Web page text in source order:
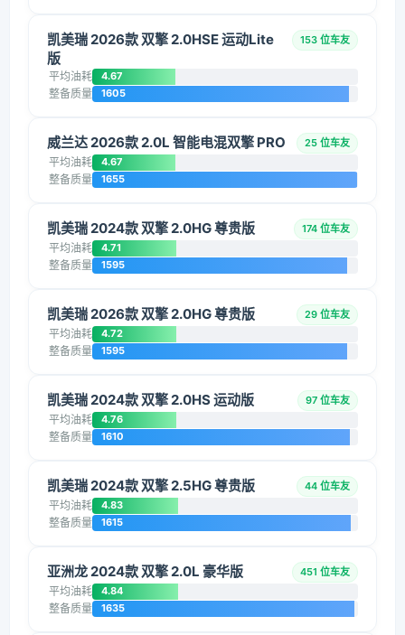
凯美瑞 2026款 双擎 2.0HSE 运动Lite
版
153 位车友
平均油耗 4.67
整备质量 1605
威兰达 2026款 2.0L 智能电混双擎 PRO 25 位车友
平均油耗 4.67
整备质量 1655
凯美瑞 2024款 双擎 2.0HG 尊贵版 174 位车友
平均油耗 4.71
整备质量 1595
凯美瑞 2026款 双擎 2.0HG 尊贵版 29 位车友
平均油耗 4.72
整备质量 1595
凯美瑞 2024款 双擎 2.0HS 运动版 97 位车友
平均油耗 4.76
整备质量 1610
凯美瑞 2024款 双擎 2.5HG 尊贵版 44 位车友
平均油耗 4.83
整备质量 1615
亚洲龙 2024款 双擎 2.0L 豪华版 451 位车友
平均油耗 4.84
整备质量 1635